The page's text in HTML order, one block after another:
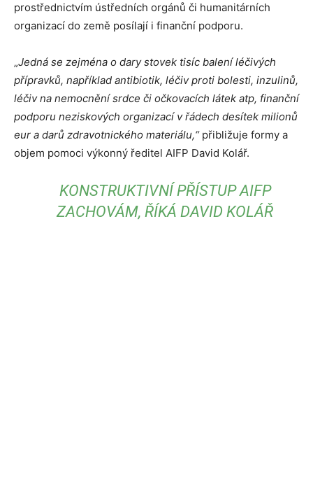
prostřednictvím ústředních orgánů či humanitárních
organizací do země posílají i finanční podporu.
„Jedná se zejména o dary stovek tisíc balení léčivých
přípravků, například antibiotik, léčiv proti bolesti, inzulinů,
léčiv na nemocnění srdce či očkovacích látek atp, finanční
podporu neziskových organizací v řádech desítek milionů
eur a darů zdravotnického materiálu,“ přibližuje formy a
objem pomoci výkonný ředitel AIFP David Kolář.
KONSTRUKTIVNÍ PŘÍSTUP AIFP
ZACHOVÁM, ŘÍKÁ DAVID KOLÁŘ